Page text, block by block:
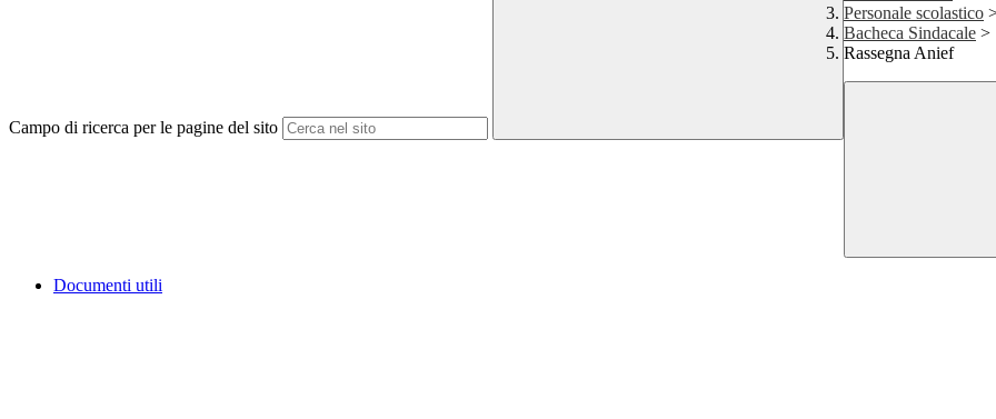
Campo di ricerca per le pagine del sito
Personale scolastico
Bacheca Sindacale >
Rassegna Anief
Documenti utili